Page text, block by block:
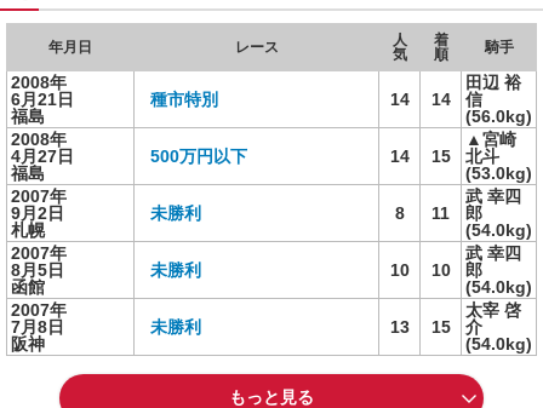
年月日 レース
人
気
着
順
騎手
2008年
6月21日
福島
種市特別 14 14
田辺 裕
信
(56.0kg)
2008年
4月27日
福島
500万円以下 14 15
▲宮崎
北斗
(53.0kg)
2007年
9月2日
札幌
未勝利 8 11
武 幸四
郎
(54.0kg)
2007年
8月5日
函館
未勝利 10 10
武 幸四
郎
(54.0kg)
2007年
7月8日
阪神
未勝利 13 15
太宰 啓
介
(54.0kg)
もっと見る